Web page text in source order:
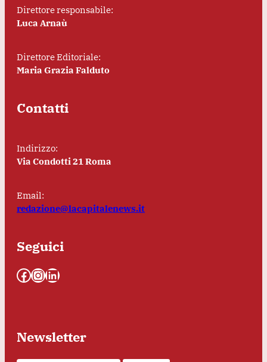
Direttore responsabile:
Luca Arnaù
Direttore Editoriale:
Maria Grazia Falduto
Contatti
Indirizzo:
Via Condotti 21 Roma
Email:
redazione@lacapitalenews.it
Seguici
Facebook InstagramLinkedIn
Newsletter